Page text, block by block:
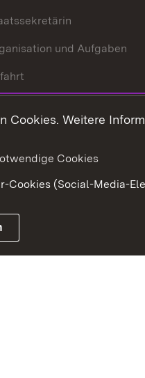
und Aufgaben
zum Landesportal
Cookies. Weitere
Cookies
Cookies (Social-Media-